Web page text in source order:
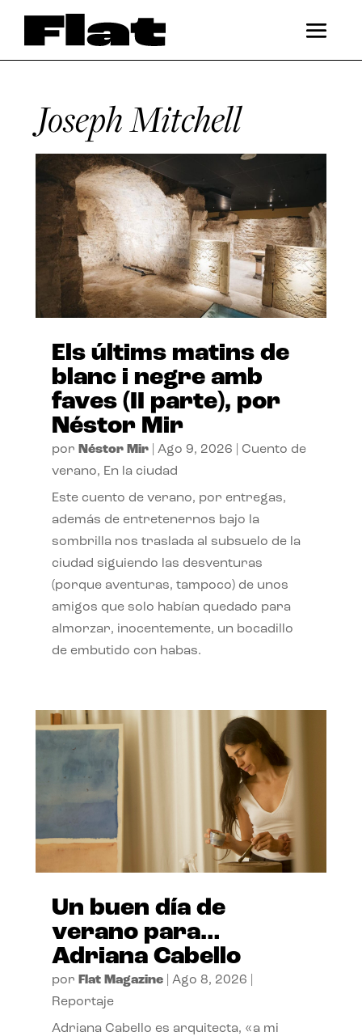
Joseph Mitchell
Els últims matins de
blanc i negre amb
faves (II parte), por
Néstor Mir
por Néstor Mir| Ago 9, 2026
Cuento de
verano, En la ciudad
Este cuento de verano, por entregas,
además de entretenernos bajo la
sombrilla nos traslada al subsuelo de la
ciudad siguiendo las desventuras
(porque aventuras, tampoco) de unos
amigos que solo habían quedado para
almorzar, inocentemente, un bocadillo
de embutido con habas.
Un buen día de
verano para…
Adriana Cabello
por Flat Magazine| Ago 8, 2026
Reportaje
Adriana Cabello es arquitecta, «a mi